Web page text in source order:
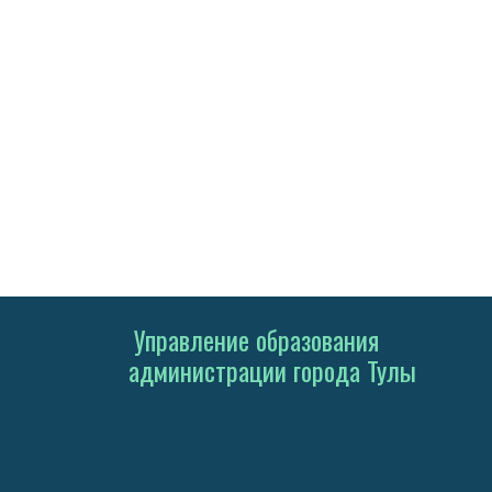
Управление образования
администрации города Тулы